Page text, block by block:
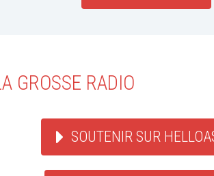
GROSSE RADIO
SOUTENIR SUR